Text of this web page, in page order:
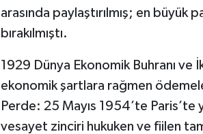
arasında paylaştırılmış; en
bırakılmıştı.
​1929 Dünya Ekonomik Buhranı ve
ekonomik şartlara rağmen
Perde: 25 Mayıs 1954’te
vesayet zinciri hukuken ve fiilen